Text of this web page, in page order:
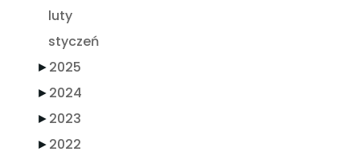
luty
styczeń
►2025
►2024
►2023
►2022